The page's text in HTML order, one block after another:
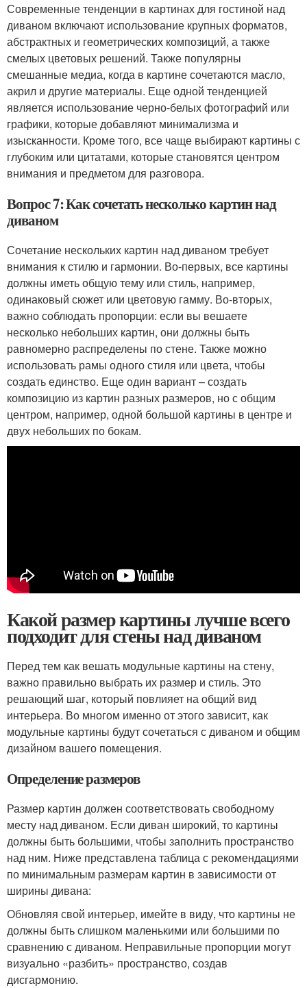
Современные тенденции в картинах для гостиной над
диваном включают использование крупных форматов,
абстрактных и геометрических композиций, а также
смелых цветовых решений. Также популярны
смешанные медиа, когда в картине сочетаются масло,
акрил и другие материалы. Еще одной тенденцией
является использование черно-белых фотографий или
графики, которые добавляют минимализма и
изысканности. Кроме того, все чаще выбирают картины с
глубоким или цитатами, которые становятся центром
внимания и предметом для разговора.
Вопрос 7: Как сочетать несколько картин над
диваном
Сочетание нескольких картин над диваном требует
внимания к стилю и гармонии. Во-первых, все картины
должны иметь общую тему или стиль, например,
одинаковый сюжет или цветовую гамму. Во-вторых,
важно соблюдать пропорции: если вы вешаете
несколько небольших картин, они должны быть
равномерно распределены по стене. Также можно
использовать рамы одного стиля или цвета, чтобы
создать единство. Еще один вариант – создать
композицию из картин разных размеров, но с общим
центром, например, одной большой картины в центре и
двух небольших по бокам.
Какой размер картины лучше всего
подходит для стены над диваном
Перед тем как вешать модульные картины на стену,
важно правильно выбрать их размер и стиль. Это
решающий шаг, который повлияет на общий вид
интерьера. Во многом именно от этого зависит, как
модульные картины будут сочетаться с диваном и общим
дизайном вашего помещения.
Определение размеров
Размер картин должен соответствовать свободному
месту над диваном. Если диван широкий, то картины
должны быть большими, чтобы заполнить пространство
над ним. Ниже представлена таблица с рекомендациями
по минимальным размерам картин в зависимости от
ширины дивана:
Обновляя свой интерьер, имейте в виду, что картины не
должны быть слишком маленькими или большими по
сравнению с диваном. Неправильные пропорции могут
визуально «разбить» пространство, создав
дисгармонию.